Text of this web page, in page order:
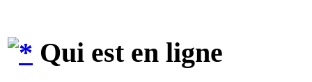
Qui est en ligne